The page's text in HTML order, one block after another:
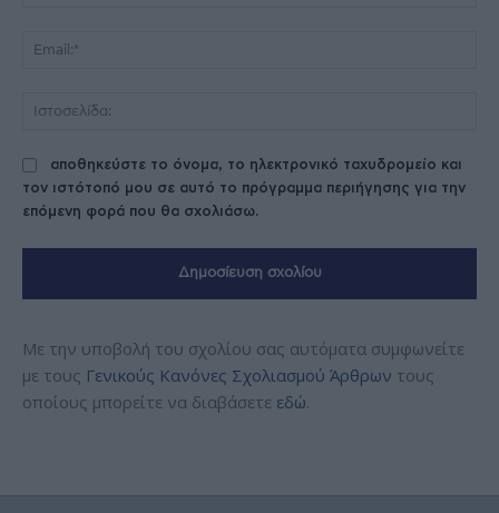
αποθηκεύστε το όνομα, το ηλεκτρονικό ταχυδρομείο και
τον ιστότοπό μου σε αυτό το πρόγραμμα περιήγησης για την
επόμενη φορά που θα σχολιάσω.
Με την υποβολή του σχολίου σας αυτόματα συμφωνείτε
με τους Γενικούς Κανόνες Σχολιασμού Άρθρων τους
οποίους μπορείτε να διαβάσετε εδώ.